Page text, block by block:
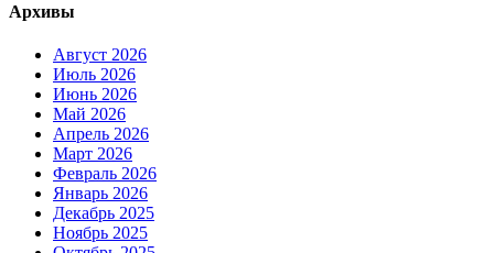
Архивы
Август 2026
Июль 2026
Июнь 2026
Май 2026
Апрель 2026
Март 2026
Февраль 2026
Январь 2026
Декабрь 2025
Ноябрь 2025